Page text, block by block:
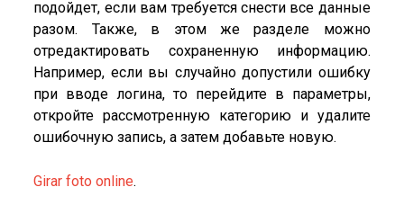
подойдет, если вам требуется снести все данные
разом. Также, в этом же разделе можно
отредактировать сохраненную информацию.
Например, если вы случайно допустили ошибку
при вводе логина, то перейдите в параметры,
откройте рассмотренную категорию и удалите
ошибочную запись, а затем добавьте новую.
Girar foto online.